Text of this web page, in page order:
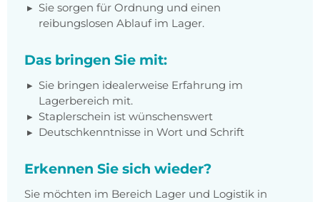
Sie sorgen für Ordnung und einen
reibungslosen Ablauf im Lager.
Das bringen Sie mit:
Sie bringen idealerweise Erfahrung im
Lagerbereich mit.
Staplerschein ist wünschenswert
Deutschkenntnisse in Wort und Schrift
Erkennen Sie sich wieder?
Sie möchten im Bereich Lager und Logistik in